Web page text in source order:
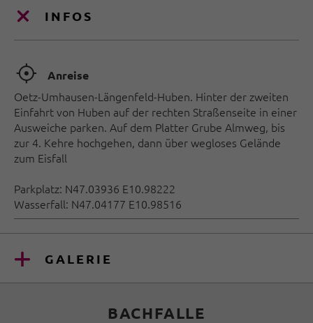
INFOS
🞞 Anreise
Oetz-Umhausen-Längenfeld-Huben. Hinter der zweiten
Einfahrt von Huben auf der rechten Straßenseite in einer
Ausweiche parken. Auf dem Platter Grube Almweg, bis
zur 4. Kehre hochgehen, dann über wegloses Gelände
zum Eisfall
Parkplatz: N47.03936 E10.98222
Wasserfall: N47.04177 E10.98516
GALERIE
BACHFALLE